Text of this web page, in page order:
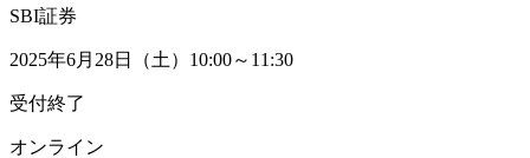
SBI証券
2025年6月28日（土）10:00～11:30
受付終了
オンライン